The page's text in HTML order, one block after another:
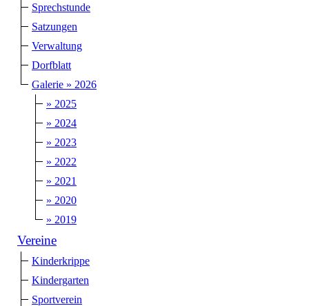
Sprechstunde
Satzungen
Verwaltung
Dorfblatt
Galerie » 2026
» 2025
» 2024
» 2023
» 2022
» 2021
» 2020
» 2019
Vereine
Kinderkrippe
Kindergarten
Sportverein